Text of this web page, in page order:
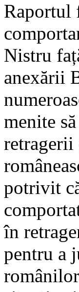
Raportul
Nistru
anexării
menite
potrivit
în
pentru a